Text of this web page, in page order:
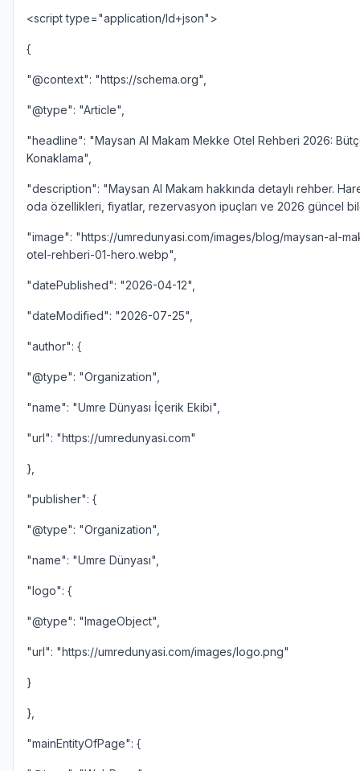
<script type="application/ld+json">
{
"@context": "https://schema.org",
"@type": "Article",
"headline": "Maysan Al Makam Mekke Otel Rehberi 2026:
Konaklama",
"description": "Maysan Al Makam hakkında detaylı rehber.
oda özellikleri, fiyatlar, rezervasyon ipuçları ve 2026 güncel
"image": "https://umredunyasi.com/images/blog/maysan-al-
otel-rehberi-01-hero.webp",
"datePublished": "2026-04-12",
"dateModified": "2026-07-25",
"author": {
"@type": "Organization",
"name": "Umre Dünyası İçerik Ekibi",
"url": "https://umredunyasi.com"
},
"publisher": {
"@type": "Organization",
"name": "Umre Dünyası",
"logo": {
"@type": "ImageObject",
"url": "https://umredunyasi.com/images/logo.png"
}
},
"mainEntityOfPage": {